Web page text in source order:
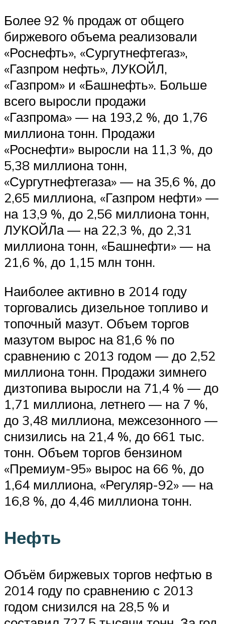
Более 92 % продаж от общего
биржевого объема реализовали
«Роснефть», «Сургутнефтегаз»,
«Газпром нефть», ЛУКОЙЛ,
«Газпром» и «Башнефть». Больше
всего выросли продажи
«Газпрома» — на 193,2 %, до 1,76
миллиона тонн. Продажи
«Роснефти» выросли на 11,3 %, до
5,38 миллиона тонн,
«Сургутнефтегаза» — на 35,6 %, до
2,65 миллиона, «Газпром нефти» —
на 13,9 %, до 2,56 миллиона тонн,
ЛУКОЙЛа — на 22,3 %, до 2,31
миллиона тонн, «Башнефти» — на
21,6 %, до 1,15 млн тонн.
Наиболее активно в 2014 году
торговались дизельное топливо и
топочный мазут. Объем торгов
мазутом вырос на 81,6 % по
сравнению с 2013 годом — до 2,52
миллиона тонн. Продажи зимнего
дизтопива выросли на 71,4 % — до
1,71 миллиона, летнего — на 7 %,
до 3,48 миллиона, межсезонного —
снизились на 21,4 %, до 661 тыс.
тонн. Объем торгов бензином
«Премиум-95» вырос на 66 %, до
1,64 миллиона, «Регуляр-92» — на
16,8 %, до 4,46 миллиона тонн.
Нефть
Объём биржевых торгов нефтью в
2014 году по сравнению с 2013
годом снизился на 28,5 % и